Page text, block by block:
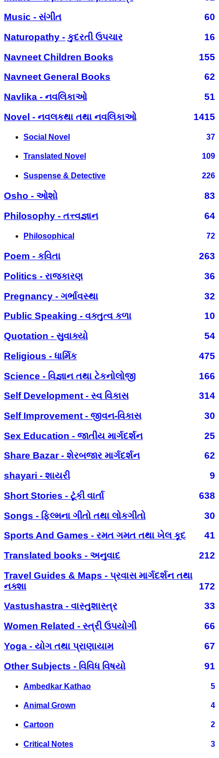
Music - સંગીત
60
Naturopathy - કુદરતી ઉપચાર
16
Navneet Children Books
155
Navneet General Books
62
Navlika - નવલિકાઓ
51
Novel - નવલકથા તથા નવલિકાઓ
1415
Social Novel 37
Translated Novel 109
Suspense & Detective 226
Osho - ઓશો
83
Philosophy - તત્ત્વજ્ઞાન
64
Philosophical 72
Poem - કવિતા
263
Politics - રાજકારણ
36
Pregnancy - ગર્ભાવસ્થા
32
Public Speaking - વક્તુત્વ કળા
10
Quotation - સુવાક્યો
54
Religious - ધાર્મિક
475
Science - વિજ્ઞાન તથા ટેકનોલોજી
166
Self Development - સ્વ વિકાસ
314
Self Improvement - જીવન-વિકાસ
30
Sex Education - જાતીય માર્ગદર્શન
25
Share Bazar - શેરબજાર માર્ગદર્શન
62
shayari - શાયરી
9
Short Stories - ટૂંકી વાર્તા
638
Songs - ફિલ્મના ગીતો તથા લોકગીતો
30
Sports And Games - રમત ગમત તથા ખેલ કૂદ
41
Translated books - અનુવાદ
212
Travel Guides & Maps - પ્રવાસ માર્ગદર્શન તથા
નક્શા
172
Vastushastra - વાસ્તુશાસ્ત્ર
33
Women Related - સ્ત્રી ઉપયોગી
66
Yoga - યોગ તથા પ્રાણાયામ
67
Other Subjects - વિવિધ વિષયો
91
Ambedkar Kathao 5
Animal Grown 4
Cartoon 2
Critical Notes 3